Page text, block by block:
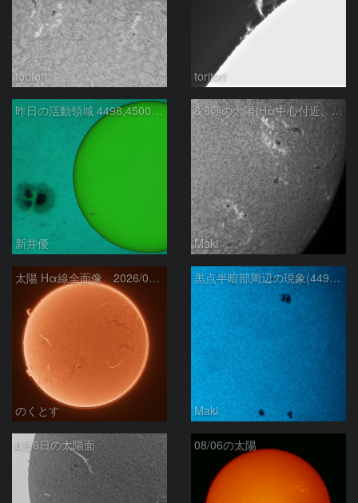
toritori toritori
昨日の活動領域 4498,4500：2026/08/05
新井優
8/6朝の太陽(Hα中心付近、4498、4502付近)
Maki
太陽 Hα線全面像 2026/08/06
のくとす
黒点半暗部周辺の現象(4498、4502付近)8/6
Maki
8月6日の太陽面 08/06の太陽